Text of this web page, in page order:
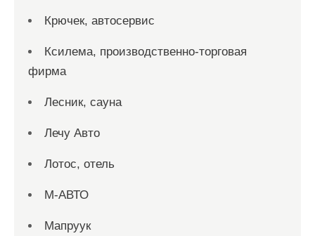
Крючек, автосервис
Ксилема, производственно-торговая
фирма
Лесник, сауна
Лечу Авто
Лотос, отель
М-АВТО
Мапруук